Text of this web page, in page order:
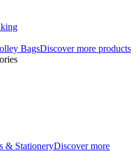
BagsDiscover more products
& StationeryDiscover more